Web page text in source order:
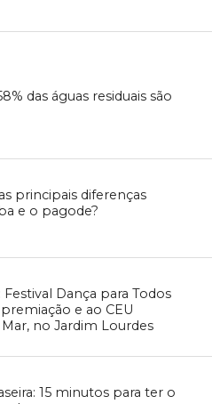
das águas residuais são
principais diferenças
e o pagode?
Festival Dança para Todos
e ao CEU
no Jardim Lourdes
15 minutos para ter o